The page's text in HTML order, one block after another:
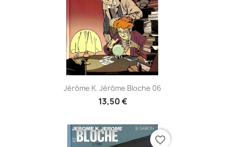
Jérôme K. Jérôme Bloche 06
13,50 €
favorite_border